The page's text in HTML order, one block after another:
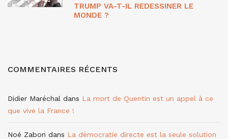
TRUMP VA-T-IL REDESSINER LE
MONDE ?
COMMENTAIRES RÉCENTS
Didier Maréchal dans La mort de Quentin est un appel à ce
que vive la France !
Noé Zabon dans La démocratie directe est la seule solution